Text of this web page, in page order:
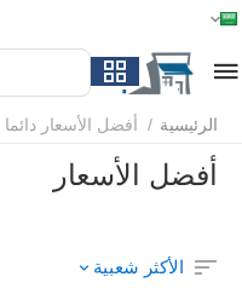
الرئيسية / أفضل الأسعار دائما
أفضل الأسعار
الأكثر شعبية
الرئيسية القائمة بحث